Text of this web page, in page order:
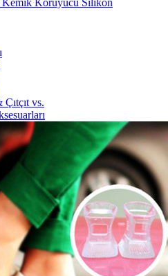
Kemik Koruyucu Silikon
vs.